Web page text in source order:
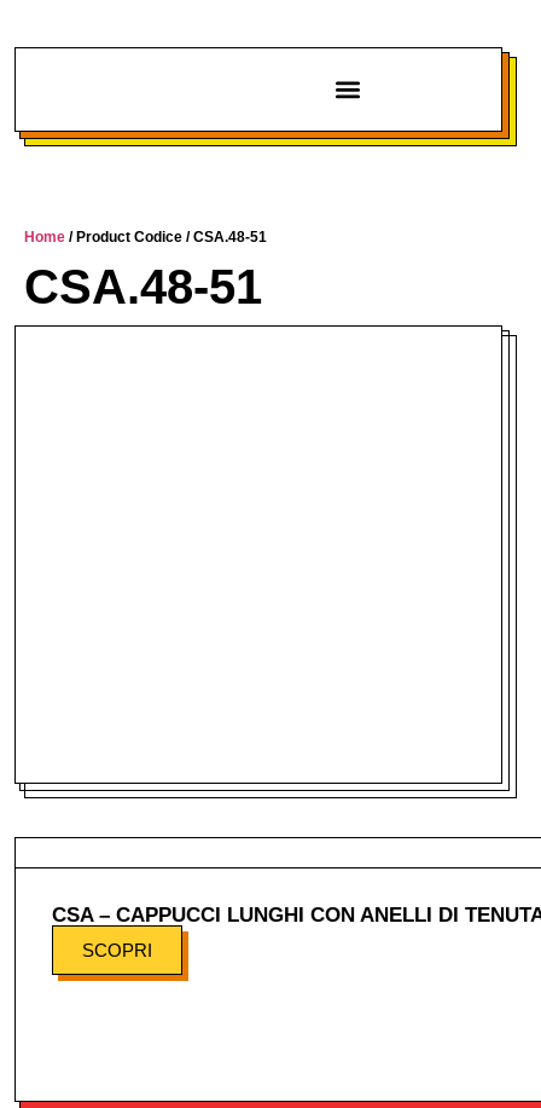
Home / Product Codice / CSA.48-51
CSA.48-51
CSA – CAPPUCCI LUNGHI CON ANELLI DI
SCOPRI